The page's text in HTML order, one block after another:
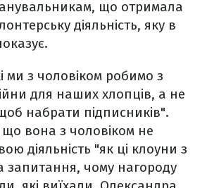
що отримала
діяльність, яку в
ми з чоловіком робимо з
для наших хлопців, а не
набрати підписників".
вона з чоловіком не
діяльність "як ці клоуни з
запитання, чому нагороду